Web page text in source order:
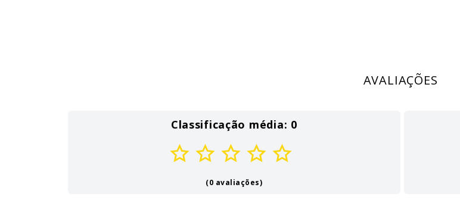
AVALIAÇÕES
Classificação média: 0
(0 avaliações)